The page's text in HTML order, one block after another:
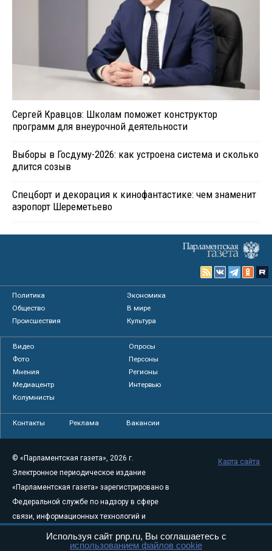
Сергей Кравцов: Школам поможет конструктор
программ для внеурочной деятельности
Выборы в Госдуму-2026: как устроена система и сколько
длится созыв
Спецборт и декорация к кинофантастике: чем знаменит
аэропорт Шереметьево
Политика
Экономика
Общество
В мире
Происшествия
Культура
Видео
Опросы
Фото
Персоны
Мнения
Регионы
Медиацентр
Интервью
Колумнисты
Контакты Реклама Вакансии
© «Парламентская газета», 2026 г.
Электронное периодическое издание
«Парламентская газета» зарегистрировано в
Федеральной службе по надзору в сфере
связи, информационных технологий и
массовых коммуникаций (Роскомнадзор) 05
августа 2011 года. 18+
Карта сайта
Используя сайт pnp.ru, Вы соглашаетесь с
использованием файлов cookie